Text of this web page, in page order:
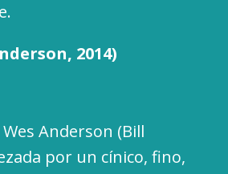
2014)
Anderson (Bill
por un cínico, fino,